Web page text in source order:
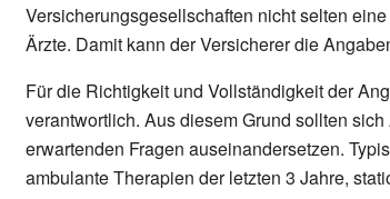
Versicherungsgesellschaften nicht selten eine
Ärzte. Damit kann der Versicherer die
Für die Richtigkeit und Vollständigkeit der
verantwortlich. Aus diesem Grund sollten
erwartenden Fragen auseinandersetzen.
ambulante Therapien der letzten 3 Jahre,